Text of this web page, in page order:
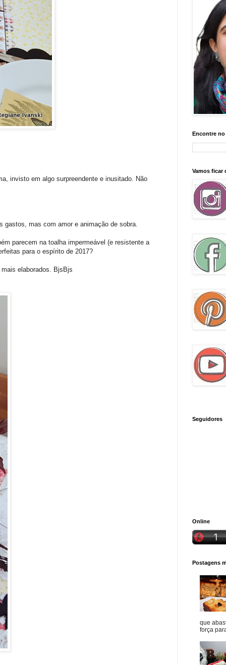
invisto em algo surpreendente e inusitado. Não
gastos, mas com amor e animação de sobra.
parecem na toalha impermeável (e resistente a
para o espírito de 2017?
elaborados. BjsBjs
Encontre no
Vamos ficar
Seguidores
Online
Postagens
que
força